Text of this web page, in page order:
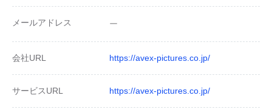
メールアドレス ー
会社URL https://avex-pictures.co.jp/
サービスURL https://avex-pictures.co.jp/